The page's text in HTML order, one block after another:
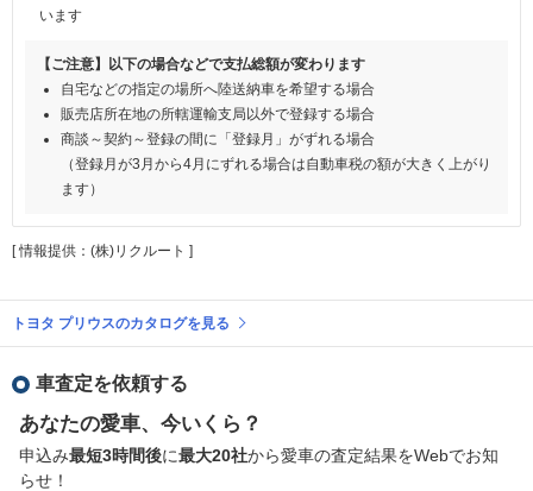
います
【ご注意】以下の場合などで支払総額が変わります
自宅などの指定の場所へ陸送納車を希望する場合
販売店所在地の所轄運輸支局以外で登録する場合
商談～契約～登録の間に「登録月」がずれる場合
（登録月が3月から4月にずれる場合は自動車税の額が大きく上がり
ます）
[ 情報提供：(株)リクルート ]
トヨタ プリウスのカタログを見る
車査定を依頼する
あなたの愛車、今いくら？
申込み最短3時間後に最大20社から愛車の査定結果をWebでお知
らせ！